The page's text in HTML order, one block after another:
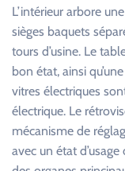
L’intérieur arbore
sièges baquets
tours d’usine. Le
bon état, ainsi
vitres électriques
électrique. Le
mécanisme de
avec un état